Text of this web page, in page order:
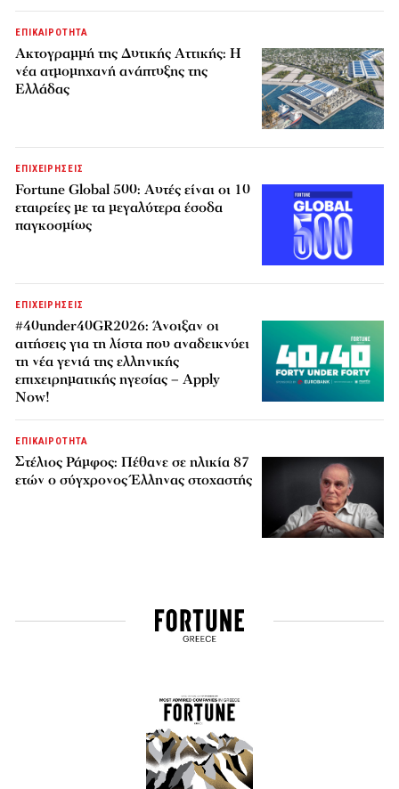
ΕΠΙΚΑΙΡΟΤΗΤΑ
Ακτογραμμή της Δυτικής Αττικής: Η
νέα ατμομηχανή ανάπτυξης της
Ελλάδας
ΕΠΙΧΕΙΡΗΣΕΙΣ
Fortune Global 500: Αυτές είναι οι 10
εταιρείες με τα μεγαλύτερα έσοδα
παγκοσμίως
ΕΠΙΧΕΙΡΗΣΕΙΣ
#40under40GR2026: Άνοιξαν οι
αιτήσεις για τη λίστα που αναδεικνύει
τη νέα γενιά της ελληνικής
επιχειρηματικής ηγεσίας – Apply
Now!
ΕΠΙΚΑΙΡΟΤΗΤΑ
Στέλιος Ράμφος: Πέθανε σε ηλικία 87
ετών ο σύγχρονος Έλληνας στοχαστής